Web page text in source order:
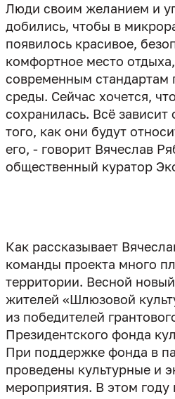
Люди своим желанием и
добились, чтобы в
появилось красивое,
комфортное место
современным стандартам
среды. Сейчас хочется,
сохранилась. Всё зависит
того, как они будут
его, - говорит Вячеслав
общественный куратор
Как рассказывает
команды проекта много
территории. Весной
жителей «Шлюзовой
из победителей
Президентского фонда
При поддержке фонда в
проведены культурные и
мероприятия. В этом году